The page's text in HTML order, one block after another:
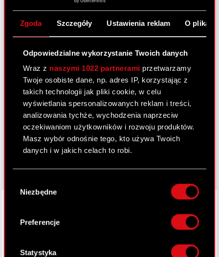
Zgoda Szczegóły Ustawienia reklam O
Odpowiedzialne wykorzystanie Twoich danych
Wraz z naszymi 1022 partnerami przetwarzamy
Twoje osobiste dane, np. adres IP, korzystając z
takich technologii jak pliki cookie, w celu
wyświetlania spersonalizowanych reklam i treści,
analizowania tychże, wychodzenia naprzeciw
oczekiwaniom użytkowników i rozwoju produktów.
Masz wybór odnośnie tego, kto używa Twoich
danych i w jakich celach to robi.
lokalizacji geograficznej z dokładnością nawet
Identyfikować Twoje urządzenie, aktywnie
analizując charakteryzującego je zbiory
palca)
zgody
Niezbędne
Preferencje
Statystyka
Kalendarz inwestora
FAQ
Kontakt IR
Dowiedz się więcej:
thewitcher.com
cyberpunk.net
gear.cdprojektred.com